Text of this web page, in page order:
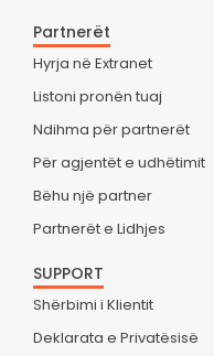
Partnerët
Hyrja në Extranet
Listoni pronën tuaj
Ndihma për partnerët
Për agjentët e udhëtimit
Bëhu një partner
Partnerët e Lidhjes
SUPPORT
Shërbimi i Klientit
Deklarata e Privatësisë